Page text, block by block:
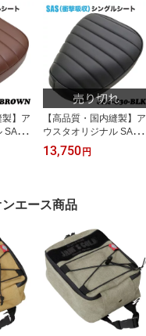
製】ア
SAS
ート
ダ ス
【高品質・国内縫製】ア
ウスタオリジナル SAS
衝撃吸収 シングルシート
SAS-S30-BLK ホンダ ス
13,750 円
エース商品